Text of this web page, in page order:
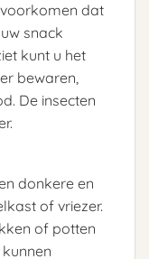
dat
snack
kunt u het
bewaren,
De insecten
donkere en
of vriezer.
of potten